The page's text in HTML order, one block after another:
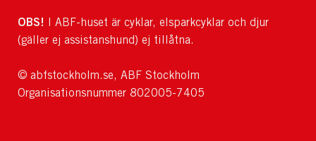
OBS! I ABF-huset är cyklar, elsparkcyklar och djur
(gäller ej assistanshund) ej tillåtna.
© abfstockholm.se, ABF Stockholm
Organisationsnummer 802005-7405